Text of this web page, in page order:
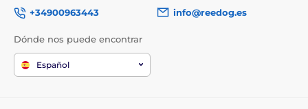
+34900963443
info@reedog.es
Dónde nos puede encontrar
Español